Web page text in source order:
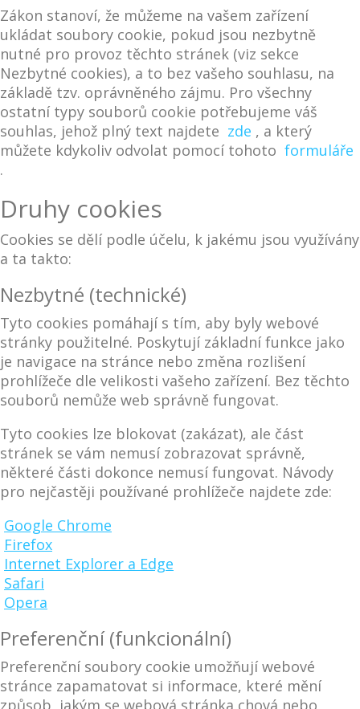
Zákon stanoví, že můžeme na vašem zařízení
ukládat soubory cookie, pokud jsou nezbytně
nutné pro provoz těchto stránek (viz sekce
Nezbytné cookies), a to bez vašeho souhlasu, na
základě tzv. oprávněného zájmu. Pro všechny
ostatní typy souborů cookie potřebujeme váš
souhlas, jehož plný text najdete zde , a který
můžete kdykoliv odvolat pomocí tohoto formuláře
.
Druhy cookies
Cookies se dělí podle účelu, k jakému jsou využívány
a ta takto:
Nezbytné (technické)
Tyto cookies pomáhají s tím, aby byly webové
stránky použitelné. Poskytují základní funkce jako
je navigace na stránce nebo změna rozlišení
prohlížeče dle velikosti vašeho zařízení. Bez těchto
souborů nemůže web správně fungovat.
Tyto cookies lze blokovat (zakázat), ale část
stránek se vám nemusí zobrazovat správně,
některé části dokonce nemusí fungovat. Návody
pro nejčastěji používané prohlížeče najdete zde:
Google Chrome
Firefox
Internet Explorer a Edge
Safari
Opera
Preferenční (funkcionální)
Preferenční soubory cookie umožňují webové
stránce zapamatovat si informace, které mění
způsob, jakým se webová stránka chová nebo